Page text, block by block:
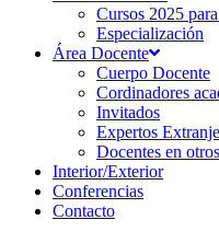
Cursos 2025
Especialización
Área Docente
Cuerpo Docente
Cordinadores
Invitados
Expertos
Docentes en
Interior/Exterior
Conferencias
Contacto